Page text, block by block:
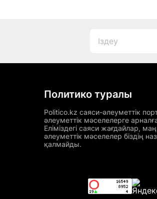
Политико туралы
Politico.kz саяси-әлеуметтік
әлеуметтік мәселелерге
Еліміздегі саяси жағдайлар,
әлеуметтік мәселелер біздің
қалмайды.